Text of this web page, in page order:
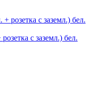
с заземл.) бел.